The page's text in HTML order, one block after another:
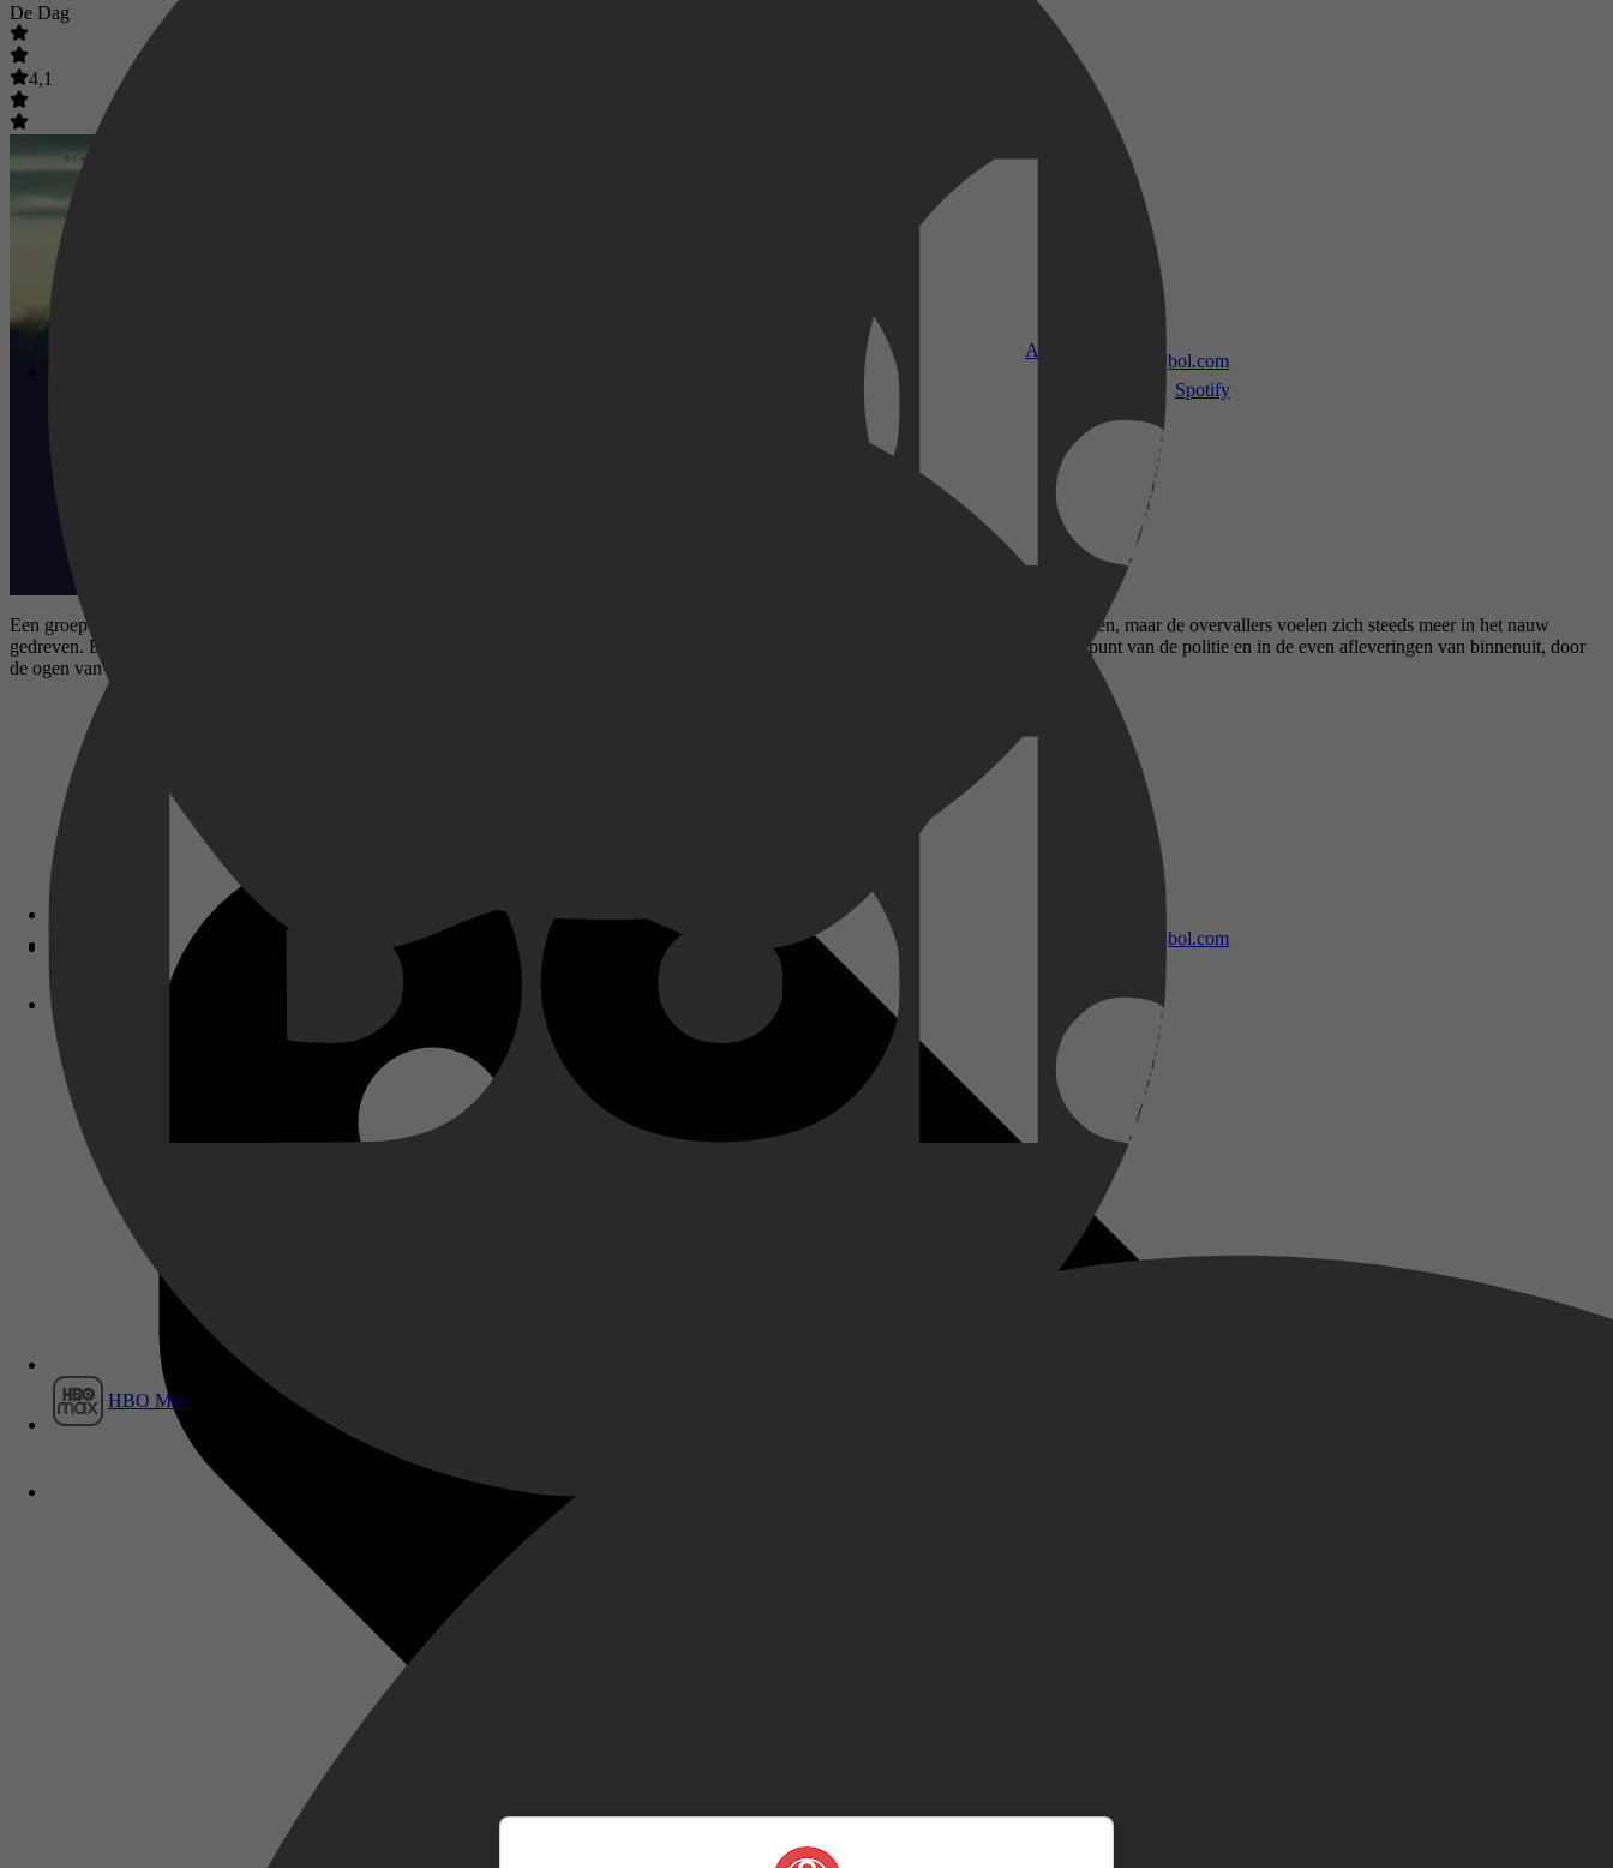
Apple TV
Disney+
HBO Max
bol.com
bol.com
Spotify
De Dag
4,1
Een groep criminelen overvalt een bank en gijzelt het personeel en de aanwezige klanten. De politie probeert de gijzeling vreedzaam te beëindigen, maar de overvallers voelen zich steeds meer in het nauw
gedreven. Er ontstaat een bloedstollend kat-en-muisspel. De hectische dag wordt in de oneven afleveringen gezien van buitenaf, vanuit het oogpunt van de politie en in de even afleveringen van binnenuit, door
de ogen van de overvallers en de gijzelaars.